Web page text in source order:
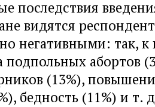
последствия
видятся
негативными: так,
подпольных абортов
(13%),
бедность (11%) и т.